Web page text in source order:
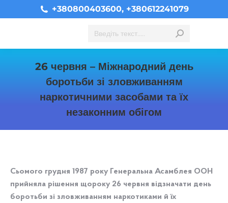
+380800403600, +380612241079
Search:
26 червня – Міжнародний день
боротьби зі зловживанням
наркотичними засобами та їх
незаконним обігом
Сьомого грудня 1987 року Генеральна Асамблея ООН
прийняла рішення щороку 26 червня відзначати день
боротьби зі зловживанням наркотиками й їх